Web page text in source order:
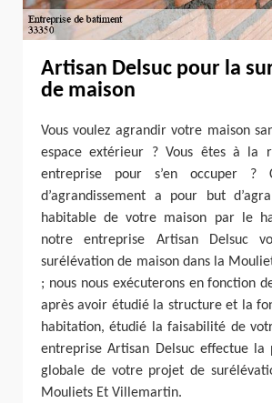
Artisan Delsuc pour la
de maison
Vous voulez agrandir votre maison
espace extérieur ? Vous êtes à la
entreprise pour s’en occuper ?
d’agrandissement a pour but
habitable de votre maison par le
notre entreprise Artisan Delsuc
surélévation de maison dans la
; nous nous exécuterons en fonction
après avoir étudié la structure et la
habitation, étudié la faisabilité de
entreprise Artisan Delsuc effectue la
globale de votre projet de
Mouliets Et Villemartin.